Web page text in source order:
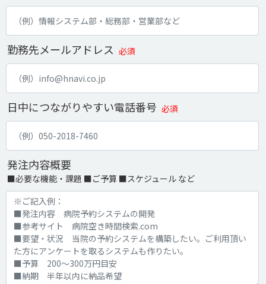
勤務先メールアドレス 必須
日中につながりやすい電話番号 必須
発注内容概要
■必要な機能・課題 ■ご予算 ■スケジュール など